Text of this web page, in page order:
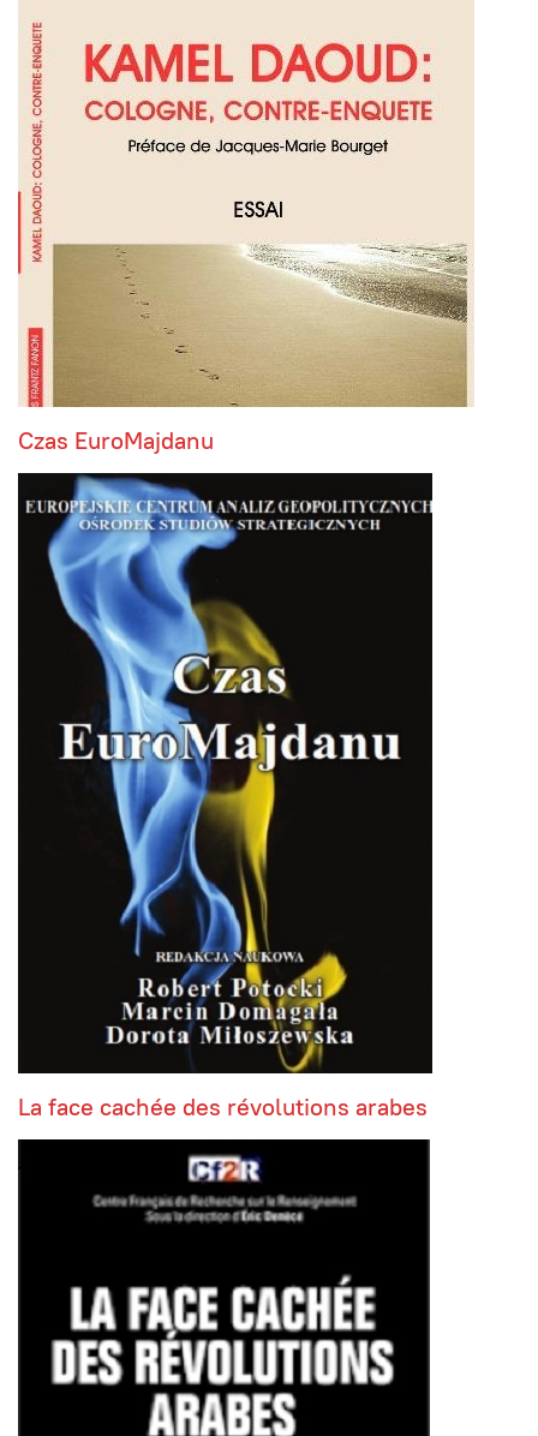
Czas EuroMajdanu
La face cachée des révolutions arabes